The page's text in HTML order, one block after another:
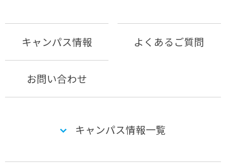
キャンパス情報 よくあるご質問
お問い合わせ
キャンパス情報一覧